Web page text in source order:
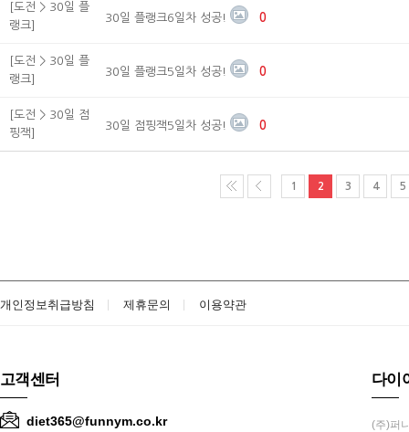
[도전 > 30일 플
랭크]
30일 플랭크6일차 성공! 0
[도전 > 30일 플
랭크]
30일 플랭크5일차 성공! 0
[도전 > 30일 점
핑잭]
30일 점핑잭5일차 성공! 0
1 2 3 4 5
개인정보취급방침 제휴문의 이용약관
고객센터
diet365@funnym.co.kr
다이
(주)퍼